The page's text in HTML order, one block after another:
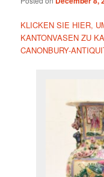
KLICKEN SIE HIER,
KANTONVASEN ZU
CANONBURY-